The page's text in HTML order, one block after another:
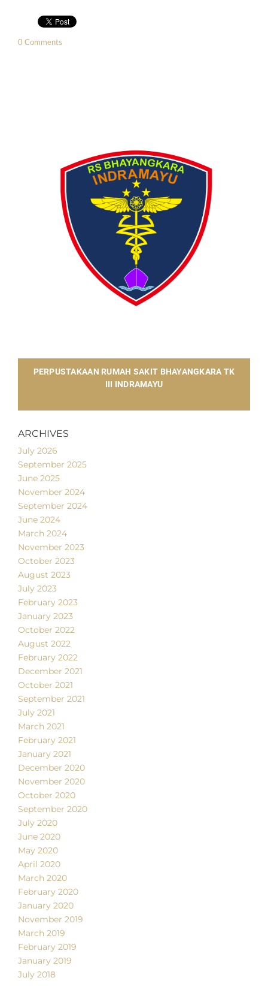
0 Comments
​PERPUSTAKAAN RUMAH SAKIT BHAYANGKARA TK
III INDRAMAYU
ARCHIVES
July 2026
September 2025
June 2025
November 2024
September 2024
June 2024
March 2024
November 2023
October 2023
August 2023
July 2023
February 2023
January 2023
October 2022
August 2022
February 2022
December 2021
October 2021
September 2021
July 2021
March 2021
February 2021
January 2021
December 2020
November 2020
October 2020
September 2020
July 2020
June 2020
May 2020
April 2020
March 2020
February 2020
January 2020
November 2019
March 2019
February 2019
January 2019
July 2018